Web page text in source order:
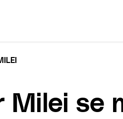
Milei se